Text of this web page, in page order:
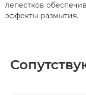
лепестков
эффекты размытия.